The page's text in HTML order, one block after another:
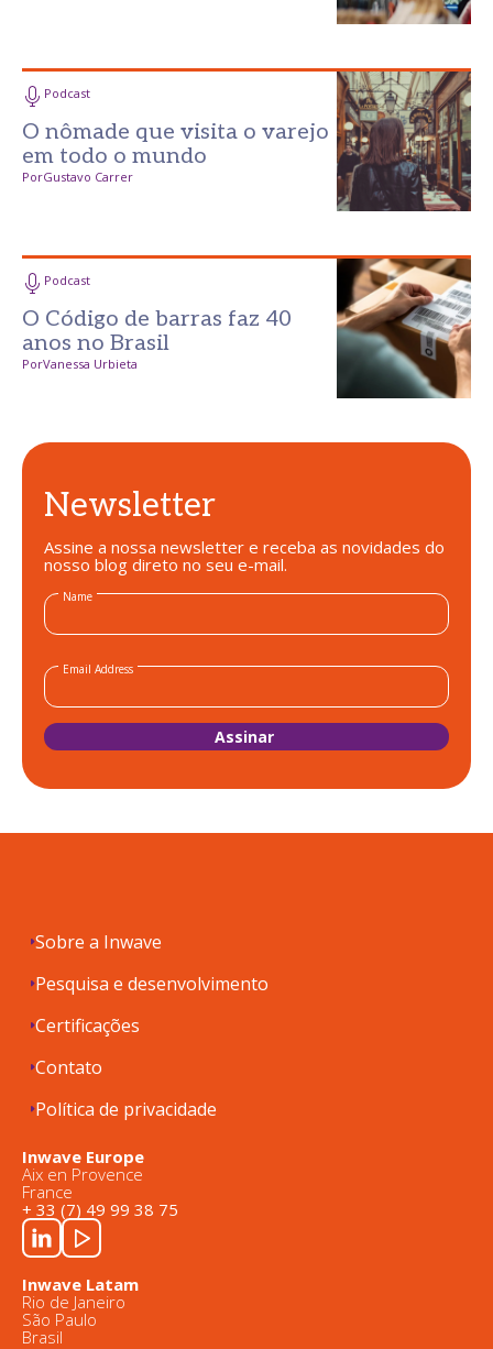
Podcast
O nômade que visita o varejo
em todo o mundo
PorGustavo Carrer
Podcast
O Código de barras faz 40
anos no Brasil
PorVanessa Urbieta
Newsletter
Assine a nossa newsletter e receba as novidades do
nosso blog direto no seu e-mail.
Name
Email Address
Sobre a Inwave
Pesquisa e desenvolvimento
Certificações
Contato
Política de privacidade
Inwave Europe
Aix en Provence
France
+ 33 (7) 49 99 38 75
Inwave Latam
Rio de Janeiro
São Paulo
Brasil